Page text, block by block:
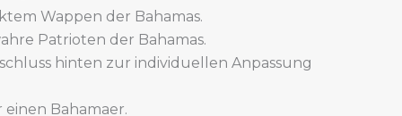
Wappen der Bahamas.
Patrioten der Bahamas.
hinten zur individuellen Anpassung
einen Bahamaer.